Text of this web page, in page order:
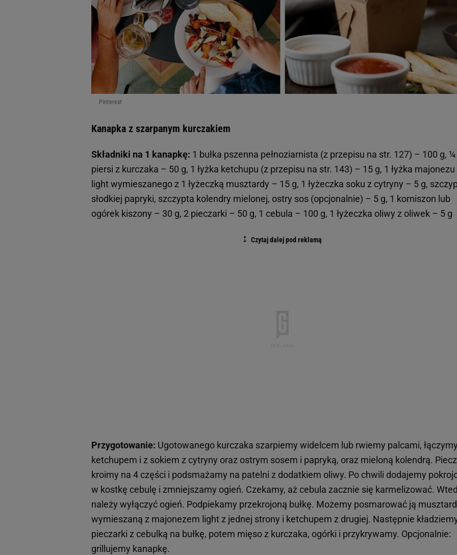
Pinterest
Kanapka z szarpanym kurczakiem
Składniki na 1 kanapkę: 1 bułka pszenna pełnoziarnista (z przepisu na str. 127) – 100 g, ¼
piersi z kurczaka – 50 g, 1 łyżka ketchupu (z przepisu na str. 143) – 15 g, 1 łyżka majonezu
light wymieszanego z 1 łyżeczką musztardy – 15 g, 1 łyżeczka soku z cytryny – 5 g,
słodkiej papryki, szczypta kolendry mielonej, ostry sos (opcjonalnie) – 5 g, 1 korniszon lub
ogórek kiszony – 30 g, 2 pieczarki – 50 g, 1 cebula – 100 g, 1 łyżeczka oliwy z oliwek – 5 g
Przygotowanie: Ugotowanego kurczaka szarpiemy widelcem lub rwiemy palcami,
ketchupem i z sokiem z cytryny oraz ostrym sosem i papryką, oraz mieloną kolendrą.
kroimy na 4 części i podsmażamy na patelni z dodatkiem oliwy. Po chwili dodajemy
w kostkę cebulę i zmniejszamy ogień. Czekamy, aż cebula zacznie się karmelizować.
należy wyłączyć ogień. Podpiekamy przekrojoną bułkę. Możemy posmarować ją
wymieszaną z majonezem light z jednej strony i ketchupem z drugiej. Następnie
pieczarki z cebulką na bułkę, potem mięso z kurczaka, ogórki i przykrywamy. Opcjonalnie:
grillujemy kanapkę.